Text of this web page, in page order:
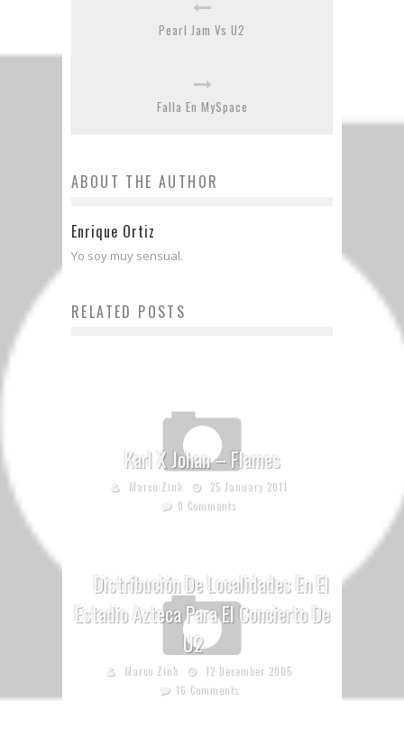
Pearl Jam Vs U2
Falla En MySpace
ABOUT THE AUTHOR
Enrique Ortiz
Yo soy muy sensual.
RELATED POSTS
Karl X Johan – Flames
Marco Zink
25 January 2011
0 Comments
Distribución De Localidades En El
Estadio Azteca Para El Concierto De
U2
Marco Zink
12 December 2005
16 Comments